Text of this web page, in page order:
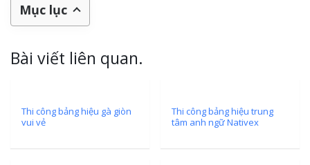
Mục lục
Bài viết liên quan.
Thi công bảng hiệu gà giòn
vui vẻ
Thi công bảng hiệu trung
tâm anh ngữ Nativex